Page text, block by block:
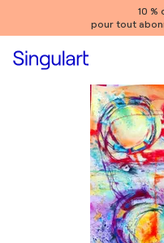
10 %
pour tout